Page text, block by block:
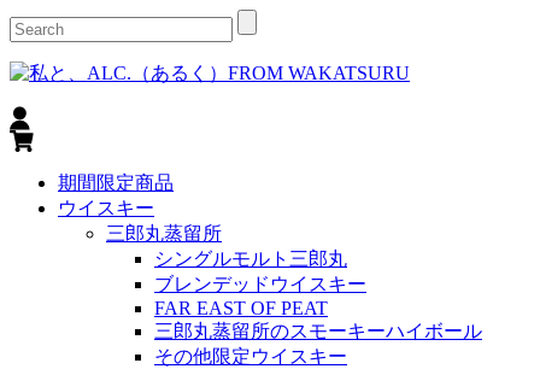
期間限定商品
ウイスキー
三郎丸蒸留所
シングルモルト三郎丸
ブレンデッドウイスキー
FAR EAST OF PEAT
三郎丸蒸留所のスモーキーハイボール
その他限定ウイスキー